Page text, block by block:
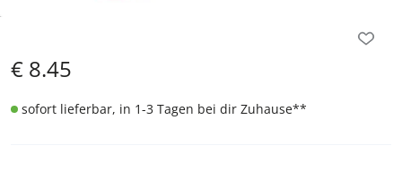
€ 8.45
sofort lieferbar, in 1-3 Tagen bei dir Zuhause**